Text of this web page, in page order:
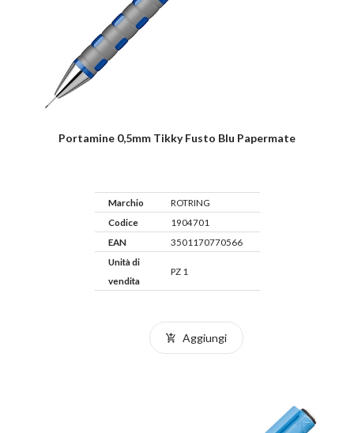
Portamine 0,5mm Tikky Fusto Blu Papermate
Marchio
ROTRING
Codice
1904701
EAN
3501170770566
Unità di
vendita
PZ 1
Aggiungi